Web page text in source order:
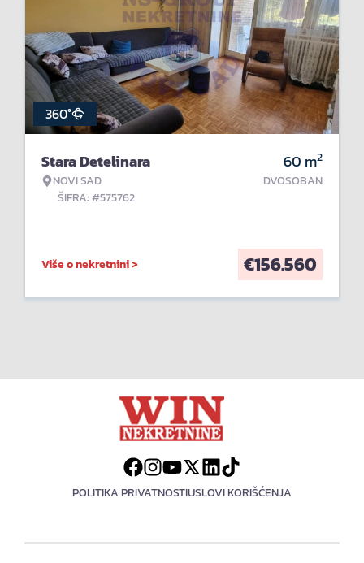
360°
Stara Detelinara
NOVI SAD
ŠIFRA: #575762
60 m2
DVOSOBAN
Više o nekretnini > €156.560
POLITIKA PRIVATNOSTIUSLOVI KORIŠĆENJA